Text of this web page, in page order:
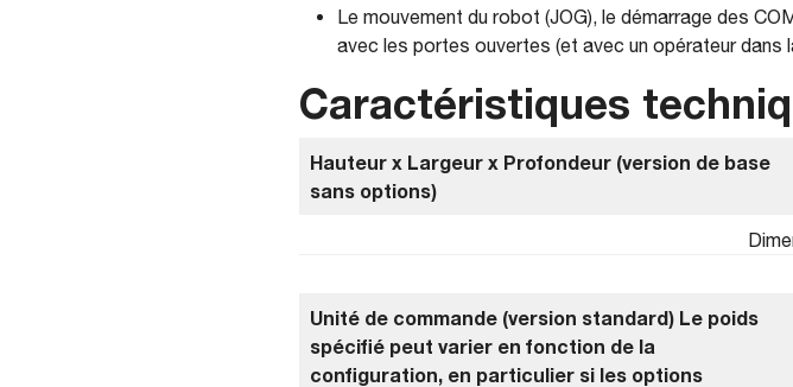
Le mouvement du robot (JOG), le démarrage des
avec les portes ouvertes (et avec un opérateur dans
Caractéristiques
Hauteur x Largeur x Profondeur (version de base
sans options)
Unité de commande (version standard) Le poids
spécifié peut varier en fonction de la
configuration, en particulier si les options